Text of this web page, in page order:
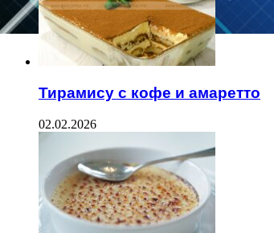
Тирамису с кофе и амаретто
02.02.2026